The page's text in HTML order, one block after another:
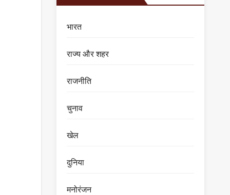
भारत
राज्य और शहर
राजनीति
चुनाव
खेल
दुनिया
मनोरंजन